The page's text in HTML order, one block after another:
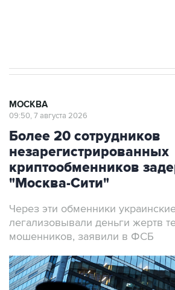
Более 20 сотрудников
незарегистрированных
криптообменников
"Москва-Сити"
Через эти обменники
мошенников, заявили в ФСБ